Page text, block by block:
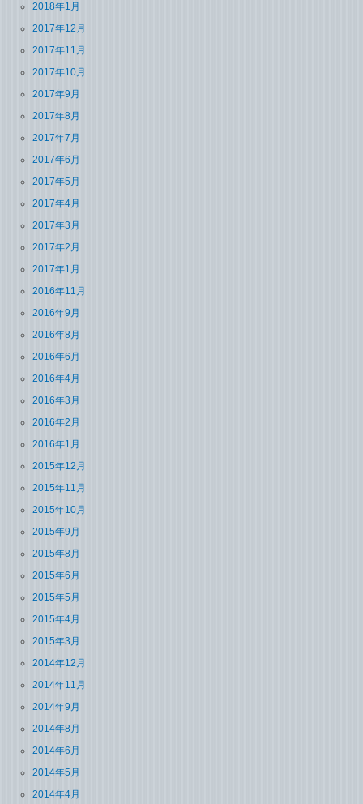
2018年1月
2017年12月
2017年11月
2017年10月
2017年9月
2017年8月
2017年7月
2017年6月
2017年5月
2017年4月
2017年3月
2017年2月
2017年1月
2016年11月
2016年9月
2016年8月
2016年6月
2016年4月
2016年3月
2016年2月
2016年1月
2015年12月
2015年11月
2015年10月
2015年9月
2015年8月
2015年6月
2015年5月
2015年4月
2015年3月
2014年12月
2014年11月
2014年9月
2014年8月
2014年6月
2014年5月
2014年4月